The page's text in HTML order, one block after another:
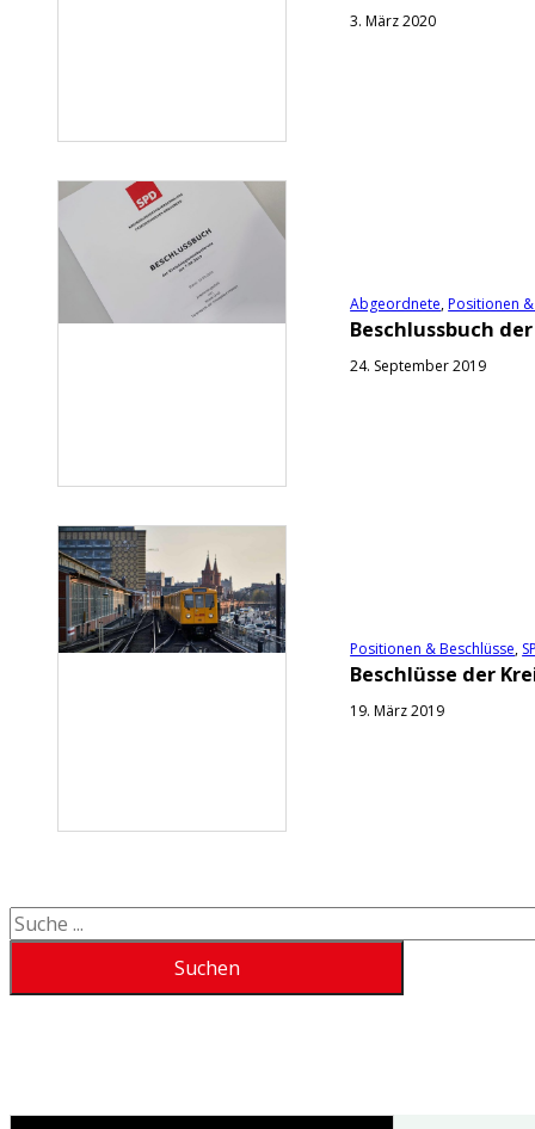
3. März 2020
Abgeordnete,Positionen
Beschlussbuch
24. September 2019
Positionen & Beschlüsse,
Beschlüsse der
19. März 2019
Suchen
Suchen